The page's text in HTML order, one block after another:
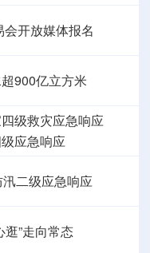
开放媒体报名
900亿立方米
级救灾应急响应
应急响应
二级应急响应
逛”走向常态